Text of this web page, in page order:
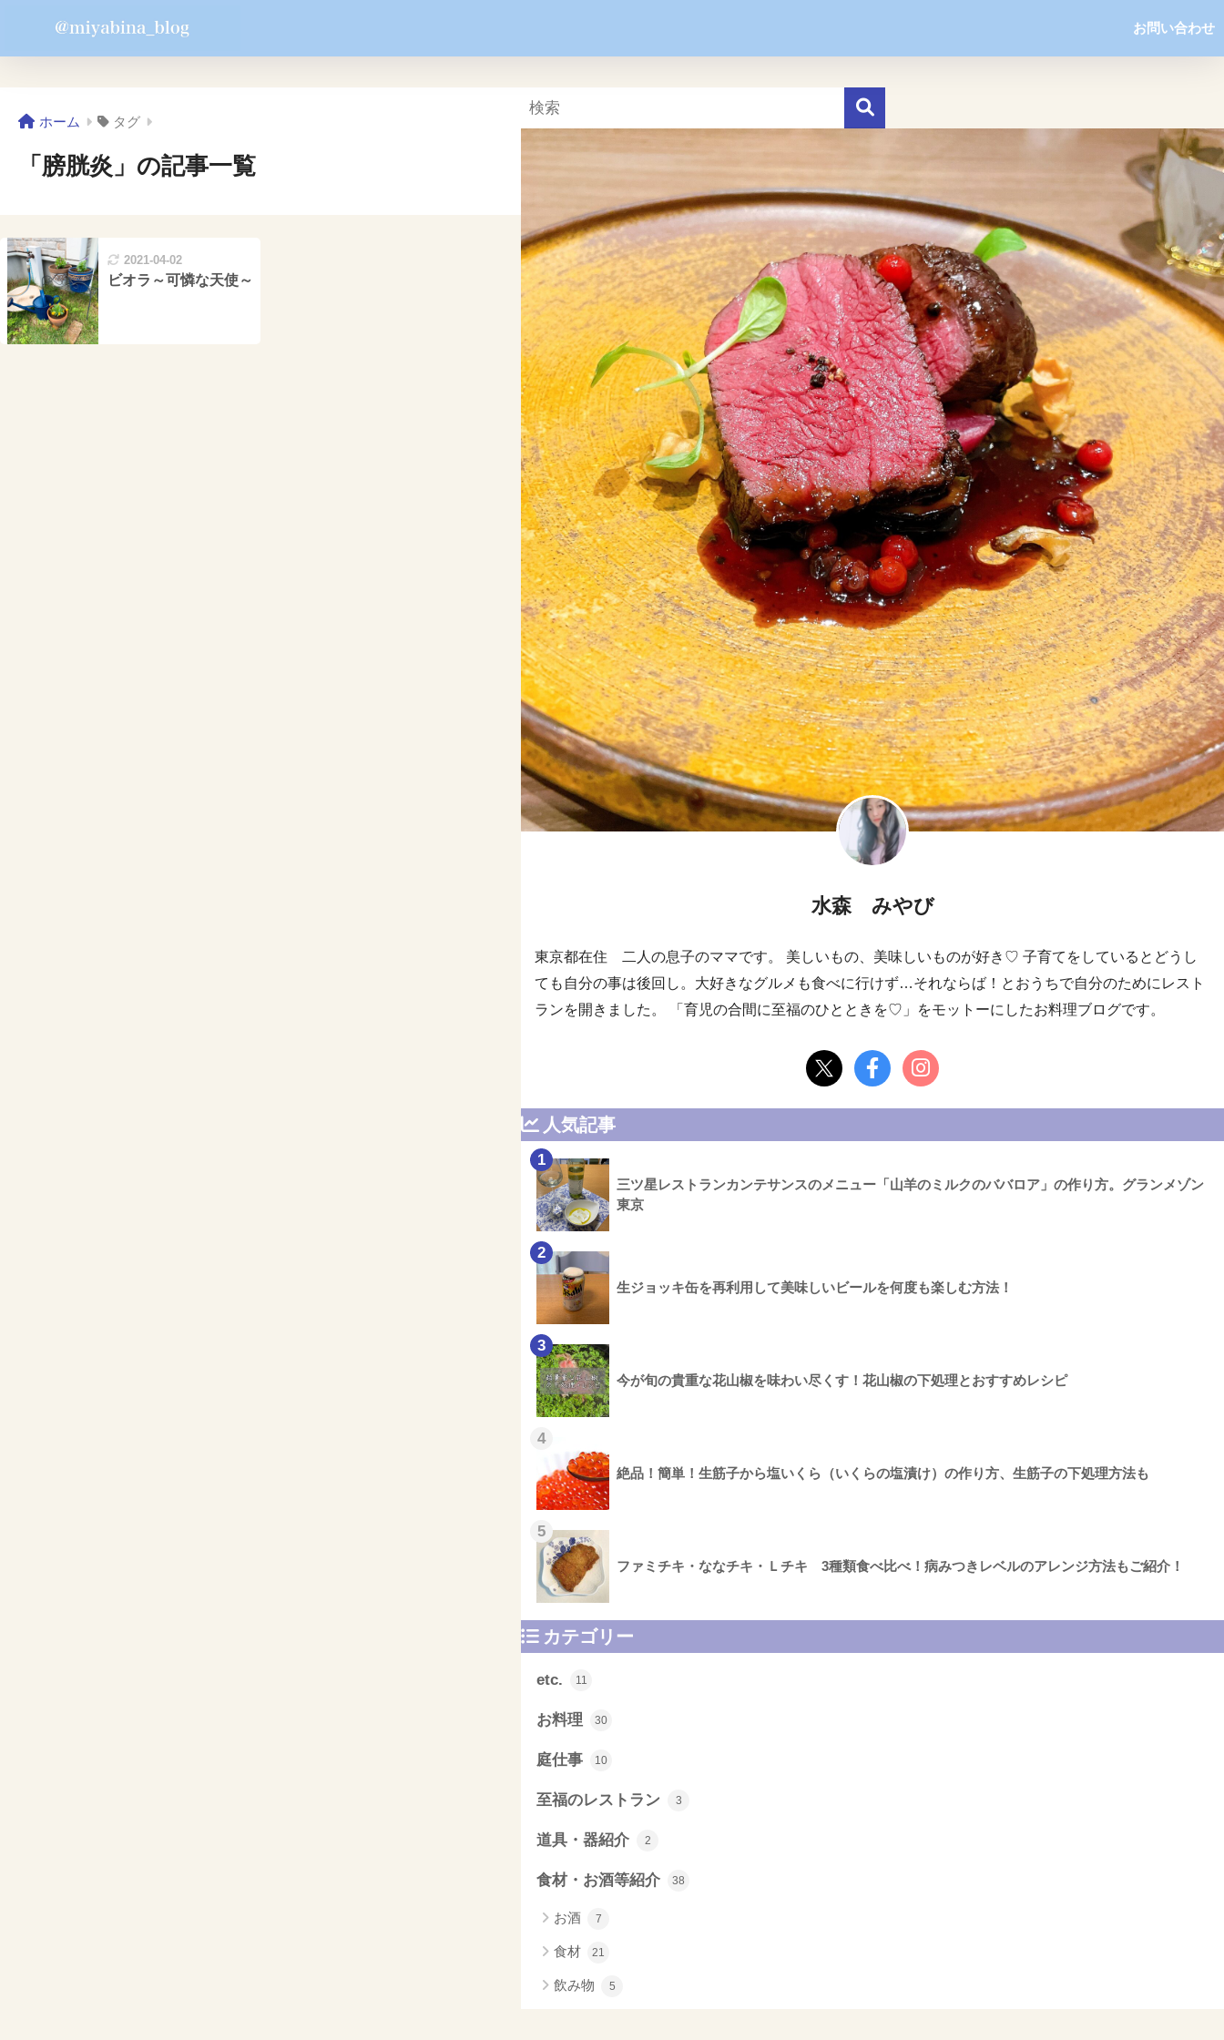
お問い合わせ
ホーム タグ
「膀胱炎」の記事一覧
2021-04-02
ビオラ～可憐な天使～
水森 みやび
東京都在住 二人の息子のママです。 美しいもの、美味しいものが好き♡ 子育てをしているとどうし
ても自分の事は後回し。大好きなグルメも食べに行けず…それならば！とおうちで自分のためにレスト
ランを開きました。 「育児の合間に至福のひとときを♡」をモットーにしたお料理ブログです。
人気記事
1
三ツ星レストランカンテサンスのメニュー「山羊のミルクのババロア」の作り方。グランメゾン
東京
2
生ジョッキ缶を再利用して美味しいビールを何度も楽しむ方法！
3
今が旬の貴重な花山椒を味わい尽くす！花山椒の下処理とおすすめレシピ
4
絶品！簡単！生筋子から塩いくら（いくらの塩漬け）の作り方、生筋子の下処理方法も
5
ファミチキ・ななチキ・Ｌチキ 3種類食べ比べ！病みつきレベルのアレンジ方法もご紹介！
カテゴリー
etc. 11
お料理 30
庭仕事 10
至福のレストラン 3
道具・器紹介 2
食材・お酒等紹介 38
お酒 7
食材 21
飲み物 5